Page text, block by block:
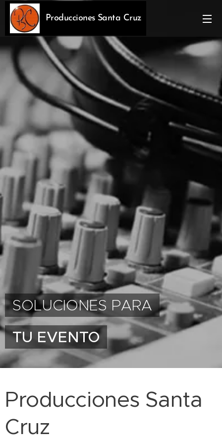
Producciones Santa Cruz
SOLUCIONES PARA
TU EVENTO
Producciones Santa
Cruz